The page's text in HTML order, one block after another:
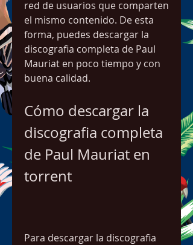
red de usuarios que comparten
el mismo contenido. De esta
forma, puedes descargar la
discografia completa de Paul
Mauriat en poco tiempo y con
buena calidad.
Cómo descargar la
discografia completa
de Paul Mauriat en
torrent
Para descargar la discografia